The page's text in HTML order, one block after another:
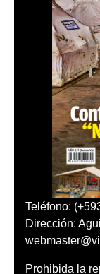
Teléfono:
Dirección:
Prohibida la